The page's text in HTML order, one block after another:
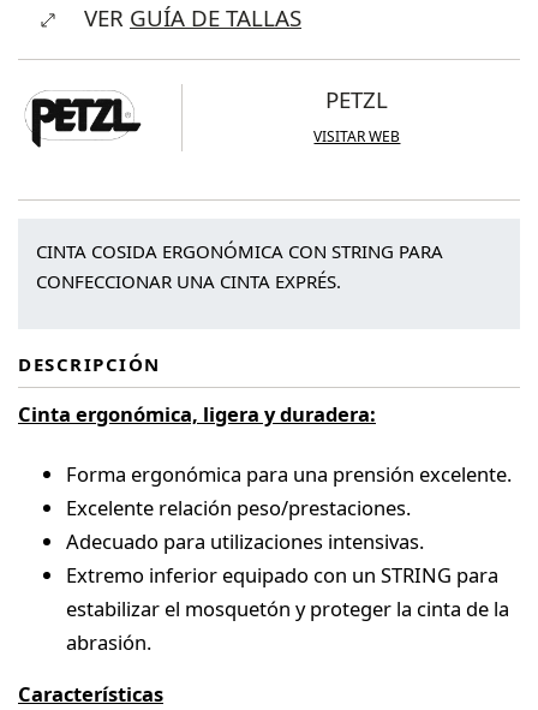
cantidadVER GUÍA DE TALLAS
PETZL
VISITAR WEB
CINTA COSIDA ERGONÓMICA CON STRING PARA
CONFECCIONAR UNA CINTA EXPRÉS.
DESCRIPCIÓN
Cinta ergonómica, ligera y duradera:
Forma ergonómica para una prensión excelente.
Excelente relación peso/prestaciones.
Adecuado para utilizaciones intensivas.
Extremo inferior equipado con un STRING para
estabilizar el mosquetón y proteger la cinta de la
abrasión.
Características